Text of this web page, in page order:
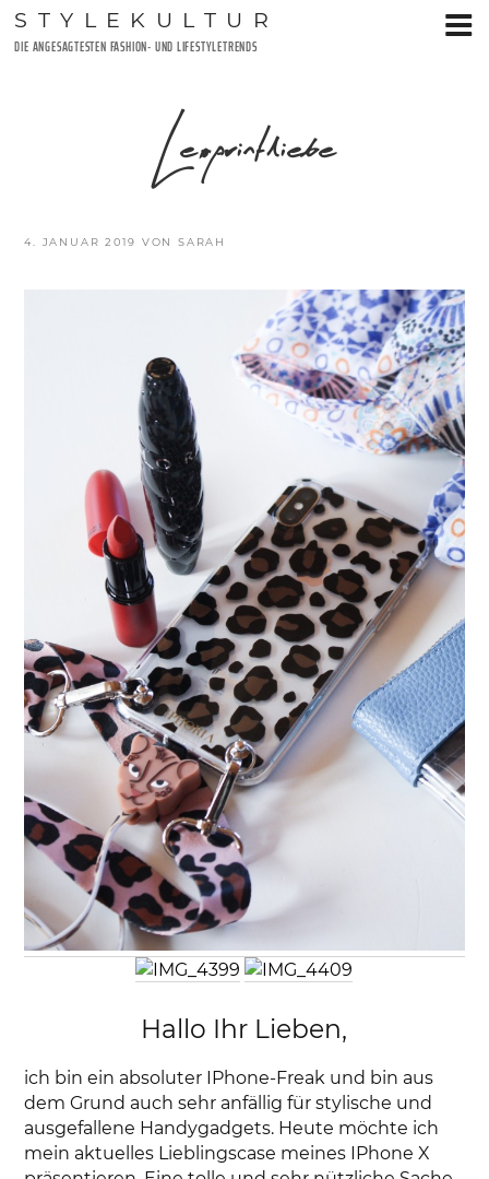
Zum
Inhalt
STYLEKULTUR
DIE ANGESAGTESTEN FASHION- UND LIFESTYLETRENDS
VERÖFFENTLICHT
4. JANUAR 2019 VONSARAH
Leoprintliebe
Hallo Ihr Lieben,
ich bin ein absoluter IPhone-Freak und bin aus
dem Grund auch sehr anfällig für stylische und
ausgefallene Handygadgets. Heute möchte ich
mein aktuelles Lieblingscase meines IPhone X